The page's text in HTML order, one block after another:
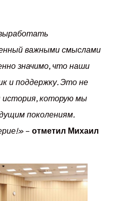
важными смыслами
значимо, что наши
и поддержку. Это не
история, которую мы
поколениям.
– отметил Михаил